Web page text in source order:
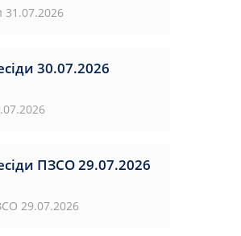
31.07.2026
30.07.2026
ПЗСО 29.07.2026
29.07.2026